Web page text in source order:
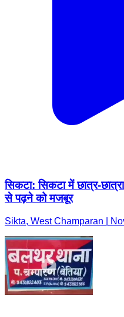
सिकटा: सिकटा में छात्र-
से पढ़ने को मजबूर
Sikta, West Champaran |